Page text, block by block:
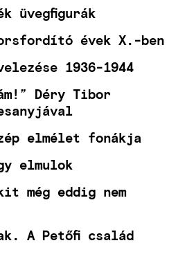
üvegfigurák
évek X.-ben
1936-1944
Déry Tibor
elmélet fonákja
elmulok
még eddig nem
A Petőfi család